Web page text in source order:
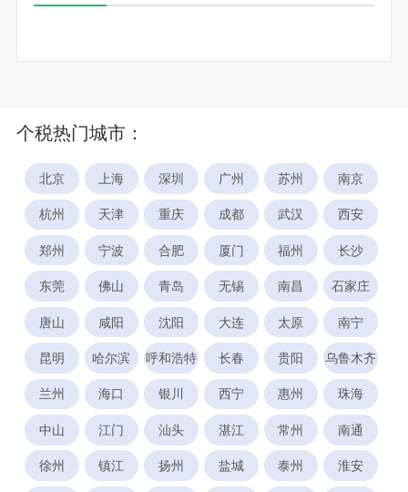
个税热门城市：
北京 上海 深圳 广州 苏州 南京
杭州 天津 重庆 成都 武汉 西安
郑州 宁波 合肥 厦门 福州 长沙
东莞 佛山 青岛 无锡 南昌 石家庄
唐山 咸阳 沈阳 大连 太原 南宁
昆明 哈尔滨 呼和浩特 长春 贵阳 乌鲁木齐
兰州 海口 银川 西宁 惠州 珠海
中山 江门 汕头 湛江 常州 南通
徐州 镇江 扬州 盐城 泰州 淮安